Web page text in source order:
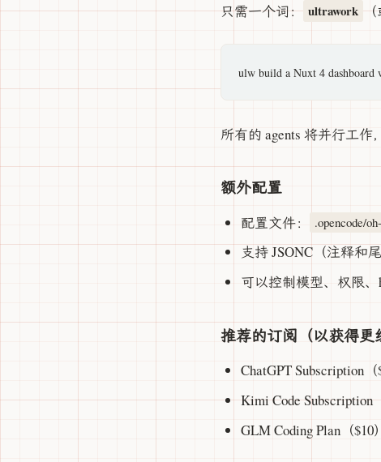
只需一个词： ultrawork
所有的 agents 将并行工
额外配置
配置文件： .opencode/
支持 JSONC（注释和
可以控制模型、权限、
推荐的订阅（以获得更
ChatGPT Subscription（
Kimi Code Subscription
GLM Coding Plan（$10）